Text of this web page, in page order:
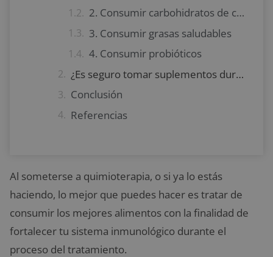
2. Consumir carbohidratos de calidad
3. Consumir grasas saludables
4. Consumir probióticos
¿Es seguro tomar suplementos durante la quimioterapia?
Conclusión
Referencias
Al someterse a quimioterapia, o si ya lo estás
haciendo, lo mejor que puedes hacer es tratar de
consumir los mejores alimentos con la finalidad de
fortalecer tu sistema inmunológico durante el
proceso del tratamiento.